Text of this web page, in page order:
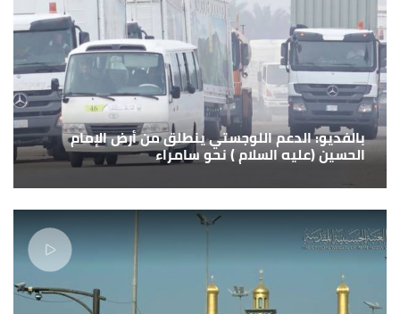
بالفديو: الدعم اللوجستي ينطلق من أرض الإمام
الحسين (عليه السلام ) نحو سامراء